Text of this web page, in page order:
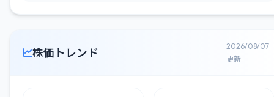
株価トレンド
2026/08/07
更新